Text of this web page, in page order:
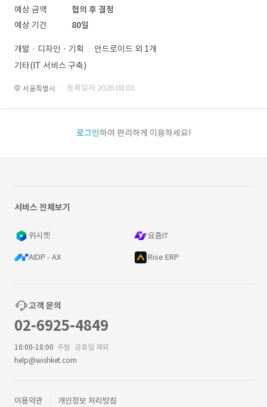
예상 금액
협의 후 결정
예상 기간
80일
개발 · 디자인 · 기획
안드로이드 외 1개
기타(IT 서비스 구축)
서울특별시 · 등록일자 2026.08.03.
로그인하여 편리하게 이용하세요!
서비스 전체보기
위시켓 요즘IT
AIDP - AX Rise ERP
고객 문의
02-6925-4849
10:00-18:00 주말·공휴일 제외
help@wishket.com
이용약관 개인정보 처리방침